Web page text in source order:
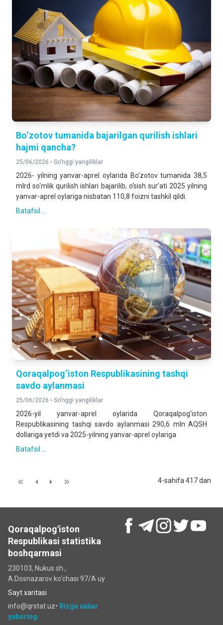
Bo‘zotov tumanida bajarilgan qurilish ishlari
hajmi qancha?
25/06/2026 • So'nggi yangiliklar
2026- yilning yanvar-aprel oylarida Bo‘zotov tumanida 38,5
mlrd so‘mlik qurilish ishlari bajarilib, o‘sish sur’ati 2025 yilning
yanvar-aprel oylariga nisbatan 110,8 foizni tashkil qildi.
Batafsil ...
Qoraqalpog‘iston Respublikasining tashqi
savdo aylanmasi
25/06/2026 • So'nggi yangiliklar
2026-yil yanvar-aprel oylarida Qoraqalpog‘iston
Respublikasining tashqi savdo aylanmasi 290,6 mln AQSH
dollariga yetdi va 2025-yilning yanvar-aprel oylariga
Batafsil ...
4-sahifa 417 dan
Qoraqalpog'iston
Respublikasi statistika
boshqarmasi
230103, Nukus sh.,
A.Dosnazarov ko‘chаsi 97/A uy
Sayt xaritasi
info@qrstat.uz• Bizga xabar
yuboring